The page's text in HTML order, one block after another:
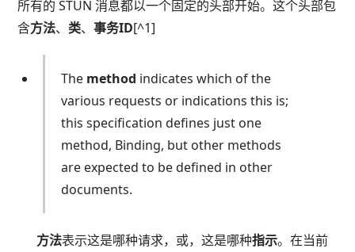
所有的 STUN 消息都以一个固定的头部开始。这个头部包
含方法、类、事务ID[^1]
The method indicates which of the
various requests or indications this is;
this specification defines just one
method, Binding, but other methods
are expected to be defined in other
documents.
方法表示这是哪种请求，或，这是哪种指示。在当前